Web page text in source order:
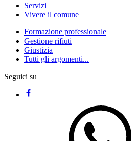
Servizi
Vivere il comune
Formazione professionale
Gestione rifiuti
Giustizia
Tutti gli argomenti...
Seguici su